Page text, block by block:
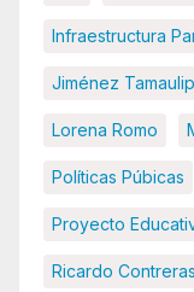
Infraestructura
Jiménez
Lorena Romo
Políticas Púbicas
Proyecto
Ricardo